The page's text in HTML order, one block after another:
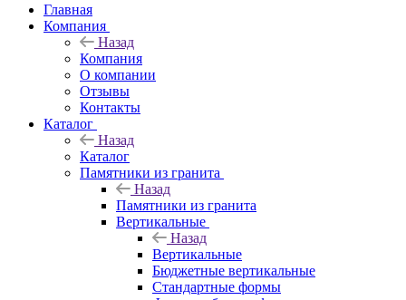
Главная
Компания
Назад
Компания
О компании
Отзывы
Контакты
Каталог
Назад
Каталог
Памятники из гранита
Назад
Памятники из гранита
Вертикальные
Назад
Вертикальные
Бюджетные вертикальные
Стандартные формы